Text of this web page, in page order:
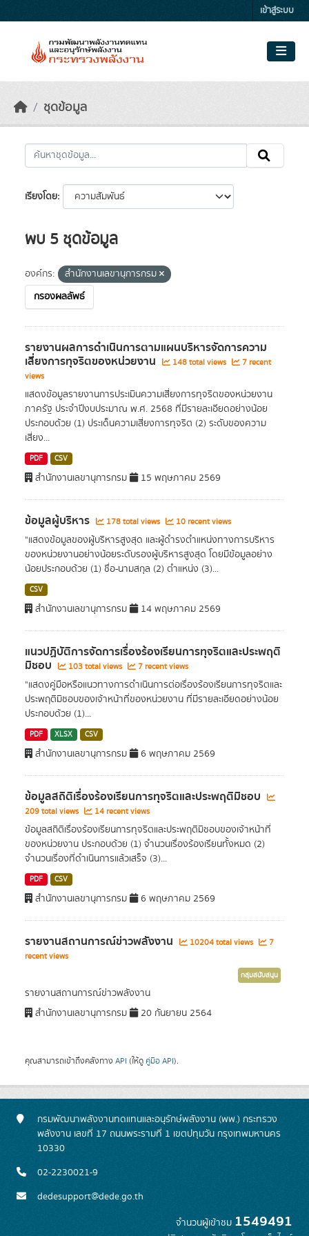
เข้าสู่ระบบ
ชุดข้อมูล
เรียงโดย
พบ 5 ชุดข้อมูล
องค์กร:
สำนักงานเลขานุการกรม
กรองผลลัพธ์
รายงานผลการดำเนินการตามแผนบริหารจัดการความ
เสี่ยงการทุจริตของหน่วยงาน 148 total views
7 recent
views
แสดงข้อมูลรายงานการประเมินความเสี่ยงการทุจริตของหน่วยงาน
ภาครัฐ ประจำปีงบประมาณ พ.ศ. 2568 ที่มีรายละเอียดอย่างน้อย
ประกอบด้วย (1) ประเด็นความเสี่ยงการทุจริต (2) ระดับของความ
เสี่ยง...
PDF CSV
สำนักงานเลขานุการกรม 15 พฤษภาคม 2569
ข้อมูลผู้บริหาร 178 total views 10 recent views
"แสดงข้อมูลของผู้บริหารสูงสุด และผู้ดำรงตำแหน่งทางการบริหาร
ของหน่วยงานอย่างน้อยระดับรองผู้บริหารสูงสุด โดยมีข้อมูลอย่าง
น้อยประกอบด้วย (1) ชื่อ-นามสกุล (2) ตำแหน่ง (3)...
CSV
สำนักงานเลขานุการกรม 14 พฤษภาคม 2569
แนวปฏิบัติการจัดการเรื่องร้องเรียนการทุจริตและประพฤติ
มิชอบ 103 total views 7 recent views
"แสดงคู่มือหรือแนวทางการดำเนินการต่อเรื่องร้องเรียนการทุจริตและ
ประพฤติมิชอบของเจ้าหน้าที่ของหน่วยงาน ที่มีรายละเอียดอย่างน้อย
ประกอบด้วย (1)...
PDF XLSX CSV
สำนักงานเลขานุการกรม 6 พฤษภาคม 2569
ข้อมูลสถิติเรื่องร้องเรียนการทุจริตและประพฤติมิชอบ
209 total views 14 recent views
ข้อมูลสถิติเรื่องร้องเรียนการทุจริตและประพฤติมิชอบของเจ้าหน้าที่
ของหน่วยงาน ประกอบด้วย (1) จำนวนเรื่องร้องเรียนทั้งหมด (2)
จำนวนเรื่องที่ดำเนินการแล้วเสร็จ (3)...
PDF CSV
สำนักงานเลขานุการกรม 6 พฤษภาคม 2569
รายงานสถานการณ์ข่าวพลังงาน 10204 total views
7
recent views
กลุ่มสนับสนุน
รายงานสถานการณ์ข่าวพลังงาน
สำนักงานเลขานุการกรม
20 กันยายน 2564
คุณสามารถเข้าถึงคลังทาง API (ให้ดู คู่มือ API).
กรมพัฒนาพลังงานทดแทนและอนุรักษ์พลังงาน (พพ.) กระทรวง
พลังงาน เลขที่ 17 ถนนพระรามที่ 1 เขตปทุมวัน กรุงเทพมหานคร
10330
02-2230021-9
dedesupport@dede.go.th
จำนวนผู้เข้าชม 1549491